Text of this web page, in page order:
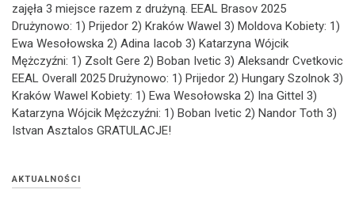
zajęła 3 miejsce razem z drużyną. EEAL Brasov 2025
Drużynowo: 1) Prijedor 2) Kraków Wawel 3) Moldova Kobiety: 1)
Ewa Wesołowska 2) Adina Iacob 3) Katarzyna Wójcik
Mężczyźni: 1) Zsolt Gere 2) Boban Ivetic 3) Aleksandr Cvetkovic
EEAL Overall 2025 Drużynowo: 1) Prijedor 2) Hungary Szolnok 3)
Kraków Wawel Kobiety: 1) Ewa Wesołowska 2) Ina Gittel 3)
Katarzyna Wójcik Mężczyźni: 1) Boban Ivetic 2) Nandor Toth 3)
Istvan Asztalos GRATULACJE!
AKTUALNOŚCI